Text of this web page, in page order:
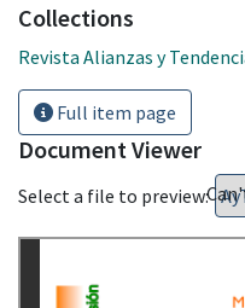
Collections
Revista Alianzas y
Full item page
Document Viewer
Select a file to preview: